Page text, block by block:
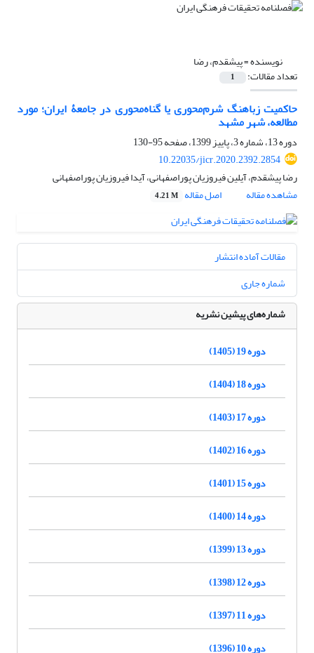
نویسنده =پیشقدم، رضا
تعداد مقالات: 1
حاکمیت زباهنگ شرم‌محوری یا گنا‌ه‌محوری در جامعۀ ایران؛ مورد
مطالعه، شهر مشهد
دوره 13، شماره 3، پاییز 1399، صفحه
95-130
10.22035/jicr.2020.2392.2854
رضا پیشقدم، آیلین فیروزیان پوراصفهانی، آیدا فیروزیان پوراصفهانی
مشاهده مقاله
اصل مقاله 4.21 M
مقالات آماده انتشار
شماره جاری
شماره‌های پیشین نشریه
دوره 19 (1405)
دوره 18 (1404)
دوره 17 (1403)
دوره 16 (1402)
دوره 15 (1401)
دوره 14 (1400)
دوره 13 (1399)
دوره 12 (1398)
دوره 11 (1397)
دوره 10 (1396)